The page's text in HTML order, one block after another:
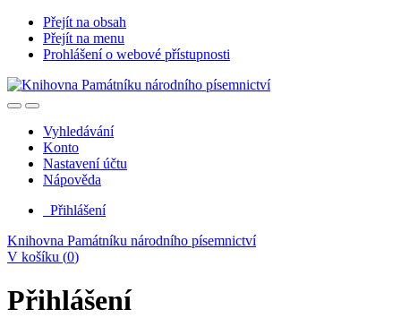
Přejít na obsah
Přejít na menu
Prohlášení o webové přístupnosti
Vyhledávání
Konto
Nastavení účtu
Nápověda
Přihlášení
Knihovna Památníku národního písemnictví
V košíku (0)
Přihlášení